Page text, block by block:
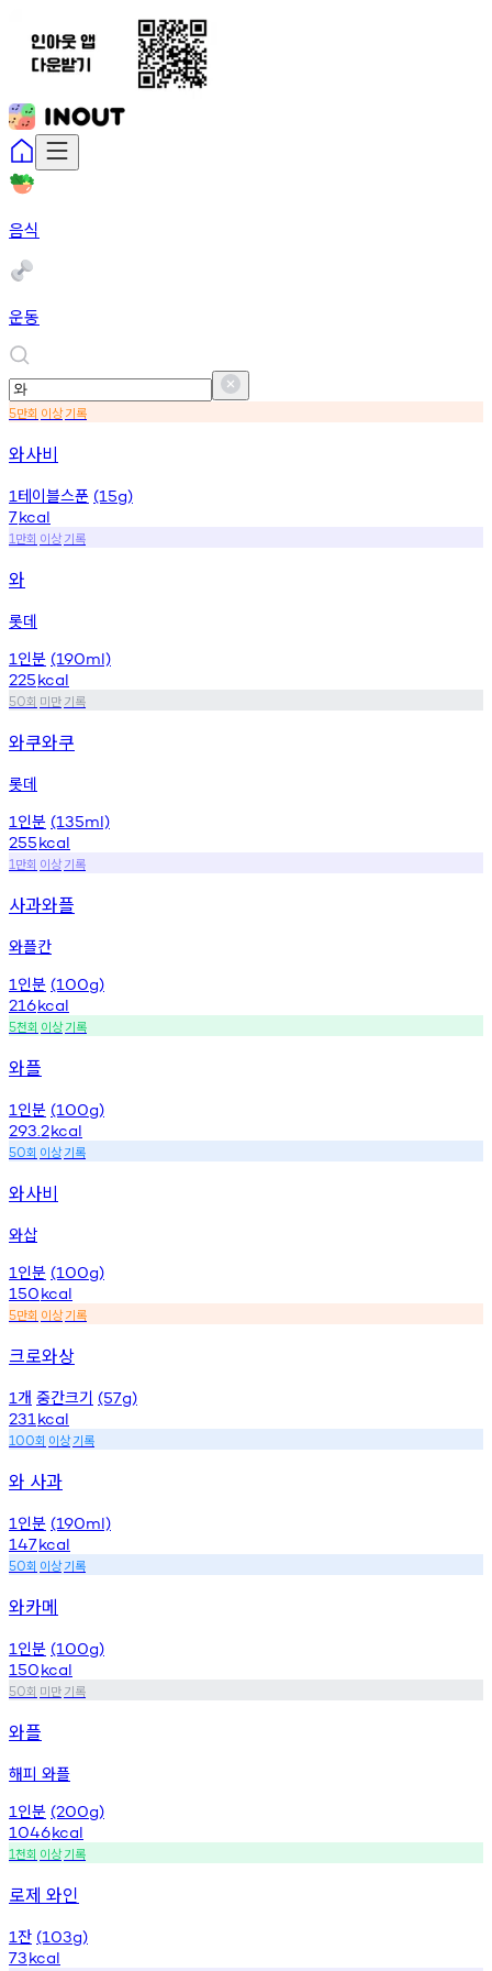
음식
운동
5만회 이상기록
와사비
1 테이블스푼 (15g)
7kcal
1 만회 이상기록
와
롯데
1 인분 (190ml)
225kcal
50회 미만기록
와쿠와쿠
롯데
1 인분 (135ml)
255kcal
1 만회 이상기록
사과와플
와플칸
1 인분 (100g)
216kcal
5천회 이상기록
와플
1 인분 (100g)
293.2kcal
50회 이상기록
와사비
와삽
1 인분 (100g)
150kcal
5만회 이상기록
크로와상
1 개 중간크기 (57g)
231 kcal
100회 이상기록
와 사과
1 인분 (190ml)
147kcal
50회 이상기록
와카메
1 인분 (100g)
150kcal
50회 미만기록
와플
해피 와플
1 인분 (200g)
1046kcal
1천회 이상기록
로제 와인
1잔 (103g)
73kcal